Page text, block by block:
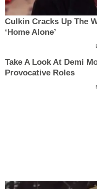
Culkin Cracks Up The
‘Home Alone’
Take A Look At Demi
Provocative Roles